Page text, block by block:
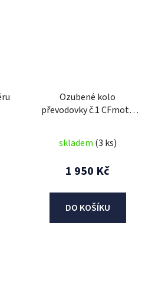
Ozubené kolo
převodovky č.1 CFmoto
skladem (3 ks)
1 950 Kč
DO KOŠÍKU